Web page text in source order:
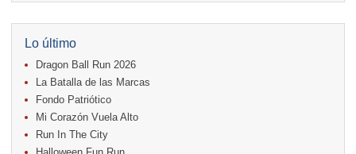
04. San Carlos Rosa
04.
Relevos Tres Ríos
04. Kilómetros Rosa
11. Run In The City
17. Caribe Paradise Run
18.
Casa Turire Trail Run
18. Warriors Run Circuit
25. KRun by Under Armour
25. Run Alajuela
Lo último
Dragon Ball Run 2026
La Batalla de las Marcas
Fondo Patriótico
Mi Corazón Vuela Alto
Run In The City